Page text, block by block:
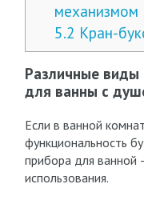
механизмом
5.2 Кран-
Различные виды
для ванны с
Если в ванной
функциональность
прибора для ванной
использования.